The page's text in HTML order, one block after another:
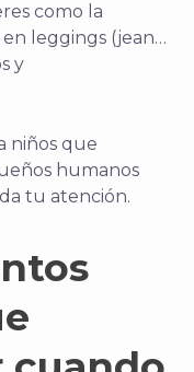
como la
en leggings (jean…
y
niños que
humanos
tu atención.